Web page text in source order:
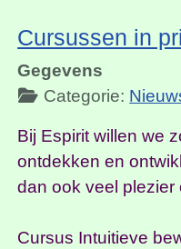
Cursussen in
Gegevens
Categorie:
Bij Espirit willen we
ontdekken en
dan ook veel
Cursus Intuitieve